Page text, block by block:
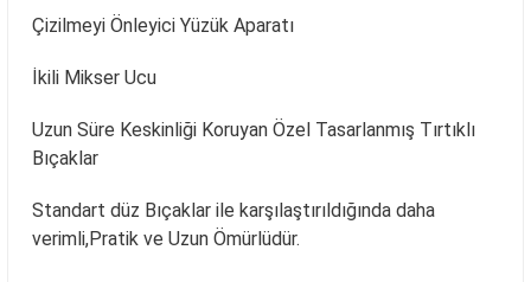
Çizilmeyi Önleyici Yüzük Aparatı
İkili Mikser Ucu
Uzun Süre Keskinliği Koruyan Özel Tasarlanmış Tırtıklı
Bıçaklar
Standart düz Bıçaklar ile karşılaştırıldığında daha
verimli,Pratik ve Uzun Ömürlüdür.